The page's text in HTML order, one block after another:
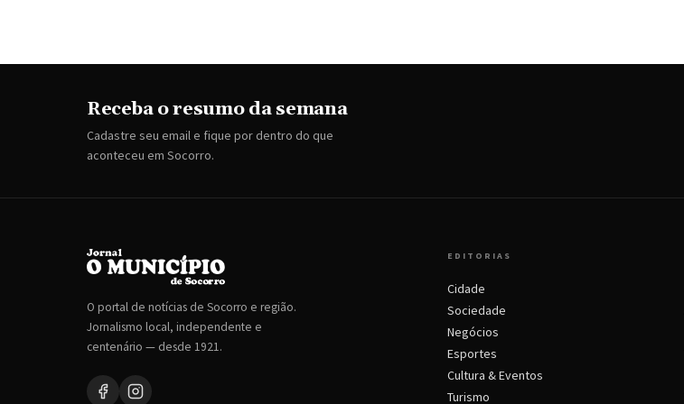
Receba o resumo da semana
Cadastre seu email e fique por dentro do que
aconteceu em Socorro.
O portal de notícias de Socorro e região.
Jornalismo local, independente e
centenário — desde 1921.
EDITORIAS
Cidade
Sociedade
Negócios
Esportes
Cultura & Eventos
Turismo